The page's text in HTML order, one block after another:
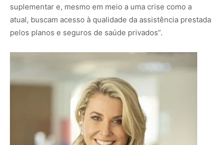
suplementar e, mesmo em meio a uma crise como a
atual, buscam acesso à qualidade da assistência prestada
pelos planos e seguros de saúde privados”.